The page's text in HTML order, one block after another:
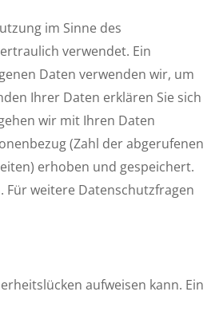
im Sinne des
verwendet. Ein
Daten verwenden wir, um
Ihrer Daten erklären Sie sich
wir mit Ihren Daten
(Zahl der abge­rufenen
erhoben und gespeichert.
weitere Datenschutzfragen
aufweisen kann. Ein